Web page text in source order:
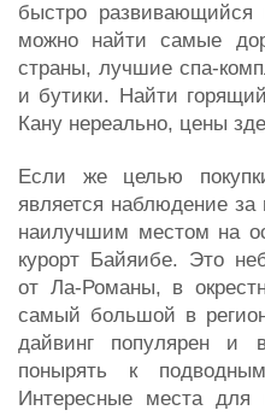
быстро
можно найти самые
страны, лучшие спа-
и бутики. Найти
Кану нереально, цены
Если же целью
является наблюдение
наилучшим местом на
курорт Байяибе. Это
от Ла-Романы, в
самый большой в
дайвинг популярен и
понырять к
Интересные места для